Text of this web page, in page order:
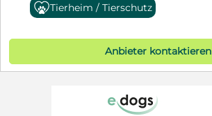
Tierheim / Tierschutz
Anbieter kontaktieren